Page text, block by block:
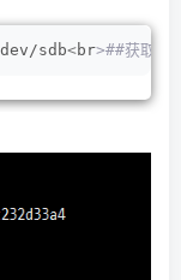
sdb<br>##获取